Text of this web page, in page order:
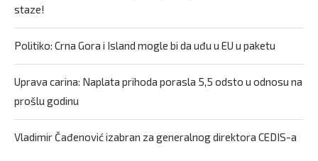
staze!
Politiko: Crna Gora i Island mogle bi da uđu u EU u paketu
Uprava carina: Naplata prihoda porasla 5,5 odsto u odnosu na
prošlu godinu
Vladimir Čađenović izabran za generalnog direktora CEDIS-a